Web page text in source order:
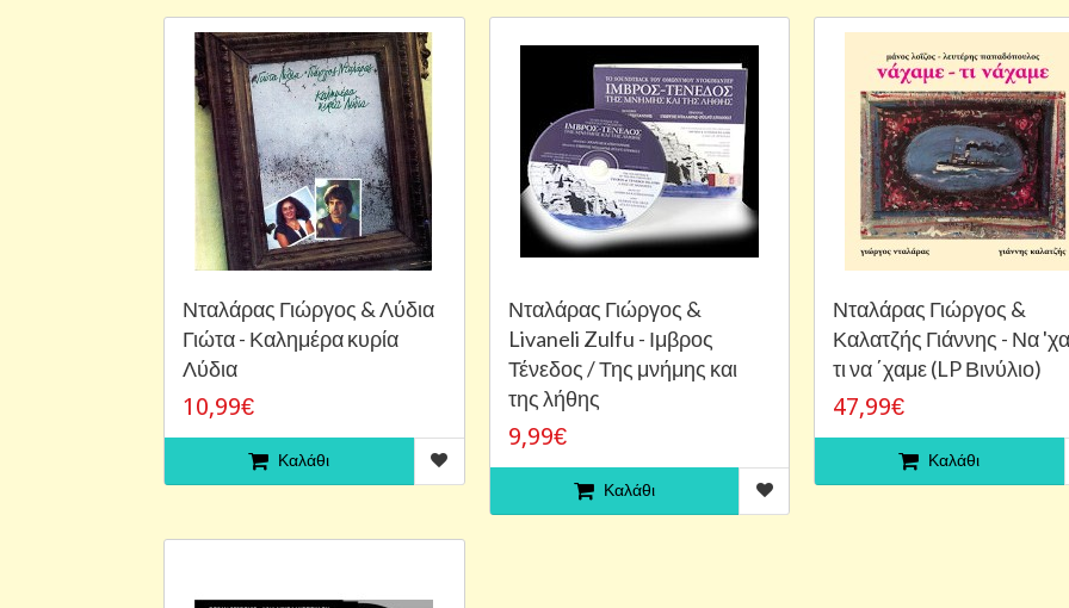
Νταλάρας Γιώργος & Λύδια
Γιώτα - Καλημέρα κυρία
Λύδια
10,99€
Καλάθι
Νταλάρας Γιώργος &
Livaneli Zulfu - Ιμβρος
Τένεδος / Της μνήμης και
της λήθης
9,99€
Καλάθι
Νταλάρας Γιώργος &
Καλατζής Γιάννης - Να
τι να ΄χαμε (LP Βινύλιο)
47,99€
Καλάθι